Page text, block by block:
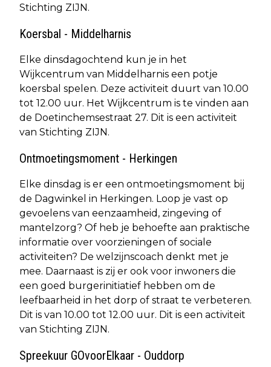
Stichting ZIJN.
Koersbal - Middelharnis
Elke dinsdagochtend kun je in het
Wijkcentrum van Middelharnis een potje
koersbal spelen. Deze activiteit duurt van 10.00
tot 12.00 uur. Het Wijkcentrum is te vinden aan
de Doetinchemsestraat 27. Dit is een activiteit
van Stichting ZIJN.
Ontmoetingsmoment - Herkingen
Elke dinsdag is er een ontmoetingsmoment bij
de Dagwinkel in Herkingen. Loop je vast op
gevoelens van eenzaamheid, zingeving of
mantelzorg? Of heb je behoefte aan praktische
informatie over voorzieningen of sociale
activiteiten? De welzijnscoach denkt met je
mee. Daarnaast is zij er ook voor inwoners die
een goed burgerinitiatief hebben om de
leefbaarheid in het dorp of straat te verbeteren.
Dit is van 10.00 tot 12.00 uur. Dit is een activiteit
van Stichting ZIJN.
Spreekuur GOvoorElkaar - Ouddorp